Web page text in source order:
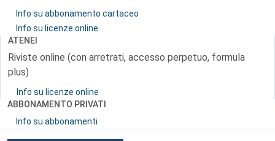
Info su abbonamento cartaceo
Info su licenze online
ATENEI
Riviste online (con arretrati, accesso perpetuo, formula
plus)
Info su licenze online
ABBONAMENTO PRIVATI
Info su abbonamenti